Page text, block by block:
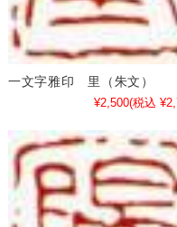
一文字雅印 里（朱文）
¥2,500(税込